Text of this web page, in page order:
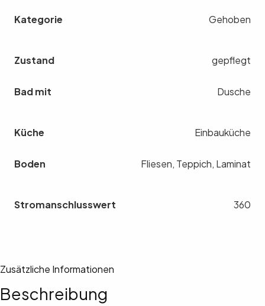
Kategorie Gehoben
Zustand gepflegt
Bad mit Dusche
Küche Einbauküche
Boden Fliesen, Teppich, Laminat
Stromanschlusswert 360
Zusätzliche Informationen
Beschreibung